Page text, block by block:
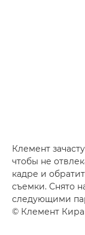
Клемент
чтобы не
кадре и
съемки. Снято
следующими
© Клемент